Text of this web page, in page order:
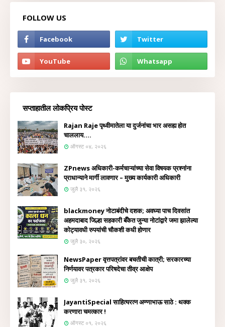
FOLLOW US
सप्ताहातील लोकप्रिय पोस्ट
Rajan Raje पृथ्वीमातेला या दुर्जनांचा भार असह्य होत
चाललाय....
ऑगस्ट ०४, २०२६
ZPnews अधिकारी-कर्मचाऱ्यांच्या सेवा विषयक प्रश्नांना
प्राधान्याने मार्गी लावणार – मुख्य कार्यकारी अधिकारी
जुलै ३१, २०२६
blackmoney नोटाबंदीचे दशक; अवघ्या पाच दिवसांत
अहमदाबाद जिल्हा सहकारी बँकेत जुन्या नोटांद्वारे जमा झालेल्या
कोट्यावधी रुपयांची चौकशी कधी होणार
जुलै ३०, २०२६
NewsPaper वृत्तपत्रांवर बचतीची कात्री; सरकारच्या
निर्णयावर पत्रकार परिषदेचा तीव्र आक्षेप
जुलै ३१, २०२६
JayantiSpecial साहित्यरत्न अण्णाभाऊ साठे : थक्क
करणारा चमत्कार !
ऑगस्ट ०१, २०२६